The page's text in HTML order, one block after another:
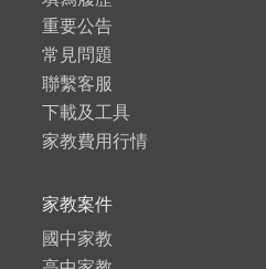
重要公告
常見問題
聯繫客服
下載及工具
家教費用行情
家教案件
國中家教